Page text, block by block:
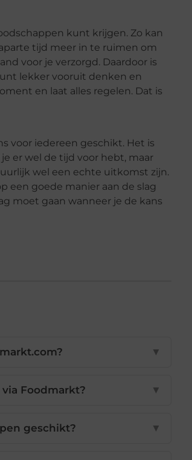
kunt krijgen. Zo kan
tijd meer in te ruimen om
voor je verzorgd. Daardoor is
lekker vooruit denken en
en laat alles regelen. Dat is
voor iedereen geschikt. Het is
er wel de tijd voor hebt, maar
wel een echte uitkomst zijn.
een goede manier aan de slag
moet gaan wanneer je de kans
▼
Foodmarkt? ▼
geschikt? ▼